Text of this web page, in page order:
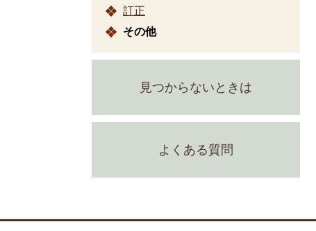
訂正
その他
見つからないときは
よくある質問